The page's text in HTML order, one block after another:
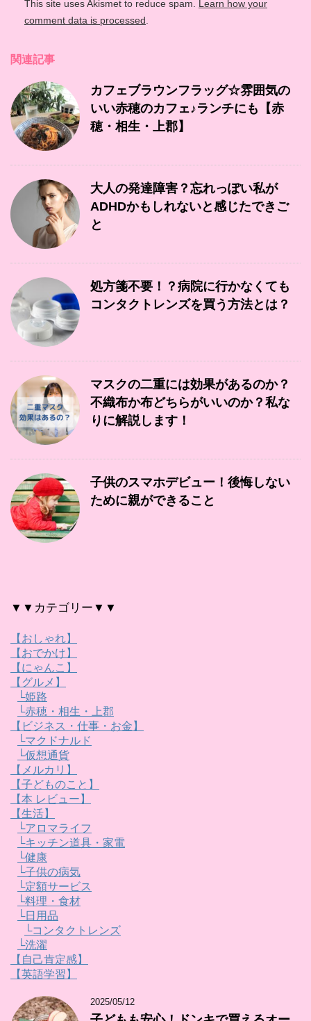
This site uses Akismet to reduce spam.
Learn how your
comment data is processed
関連記事
カフェブラウンフラッグ☆雰囲気の
いい赤穂のカフェ♪ランチにも【赤
穂・相生・上郡】
大人の発達障害？忘れっぽい私が
ADHDかもしれないと感じたできご
と
処方箋不要！？病院に行かなくても
コンタクトレンズを買う方法とは？
マスクの二重には効果があるのか？
不織布か布どちらがいいのか？私な
りに解説します！
子供のスマホデビュー！後悔しない
ために親ができること
▼▼カテゴリー▼▼
【おしゃれ】
【おでかけ】
【にゃんこ】
【グルメ】
└姫路
└赤穂・相生・上郡
【ビジネス・仕事・お金】
└マクドナルド
└仮想通貨
【メルカリ】
【子どものこと】
【本 レビュー】
【生活】
└アロマライフ
└キッチン道具・家電
└健康
└子供の病気
└定額サービス
└料理・食材
└日用品
└コンタクトレンズ
└洗濯
【自己肯定感】
【英語学習】
2025/05/12